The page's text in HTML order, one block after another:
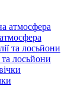
лосьйони